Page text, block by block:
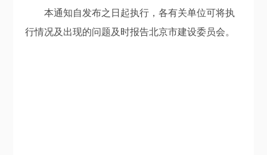
本通知自发布之日起执行，各有关单位可将执
行情况及出现的问题及时报告北京市建设委员会。